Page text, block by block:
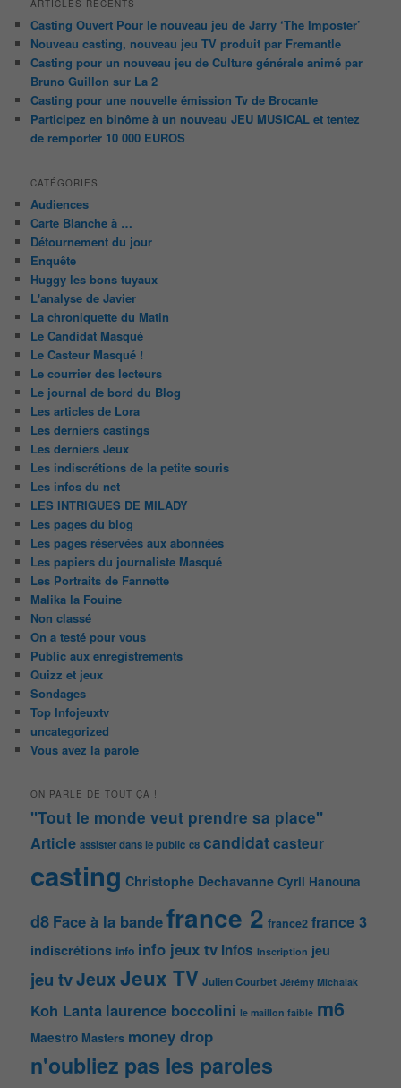
ARTICLES RÉCENTS
Casting Ouvert Pour le nouveau jeu de Jarry ‘The Imposter’
Nouveau casting, nouveau jeu TV produit par Fremantle
Casting pour un nouveau jeu de Culture générale animé par
Bruno Guillon sur La 2
Casting pour une nouvelle émission Tv de Brocante
Participez en binôme à un nouveau JEU MUSICAL et tentez
de remporter 10 000 EUROS
CATÉGORIES
Audiences
Carte Blanche à …
Détournement du jour
Enquête
Huggy les bons tuyaux
L'analyse de Javier
La chroniquette du Matin
Le Candidat Masqué
Le Casteur Masqué !
Le courrier des lecteurs
Le journal de bord du Blog
Les articles de Lora
Les derniers castings
Les derniers Jeux
Les indiscrétions de la petite souris
Les infos du net
LES INTRIGUES DE MILADY
Les pages du blog
Les pages réservées aux abonnées
Les papiers du journaliste Masqué
Les Portraits de Fannette
Malika la Fouine
Non classé
On a testé pour vous
Public aux enregistrements
Quizz et jeux
Sondages
Top Infojeuxtv
uncategorized
Vous avez la parole
ON PARLE DE TOUT ÇA !
"Tout le monde veut prendre sa place"
Article assister dans le public c8 candidatcasteur
casting Christophe Dechavanne Cyril Hanouna
d8 Face à la bandefrance 2 france2 france 3
indiscrétions info info jeux tv Infos Inscription jeu
jeu tvJeuxJeux TV Julien Courbet Jérémy Michalak
Koh Lanta laurence boccolini le maillon faible m6
Maestro Masters money drop
n'oubliez pas les paroles